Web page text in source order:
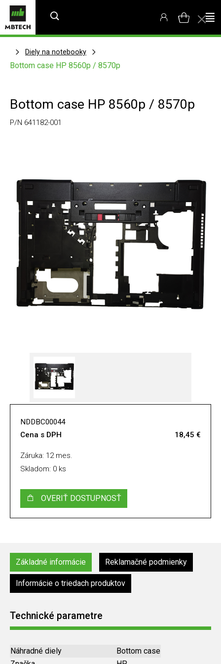
Diely na notebooky
Bottom case HP 8560p / 8570p
Bottom case HP 8560p / 8570p
P/N 641182-001
NDDBC00044
Cena s DPH
18,45 €
Záruka: 12 mes.
Skladom: 0 ks
OVERIŤ DOSTUPNOSŤ
Základné informácie Reklamačné podmienky
Informácie o triedach produktov
Technické parametre
Náhradné diely
Bottom case